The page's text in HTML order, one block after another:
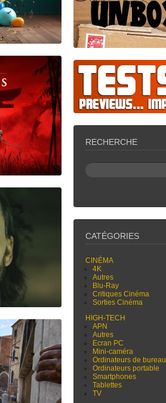
RECHERCHE
CATÉGORIES
CINÉMA
4K
Autres
Blu-Ray
Critiques Cinéma
Sorties Cinéma
HIGH-TECH
APN
Autres
Ecran PC
Mini-caméra
Ordinateurs de bureau
Ordinateurs portable
Smartphones
Tablettes
TV